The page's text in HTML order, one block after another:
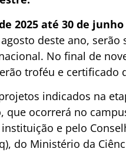
2025 até 30 de
deste ano,
No final de
troféu e certificado
indicados na
ocorrerá no
e pelo
do Ministério da